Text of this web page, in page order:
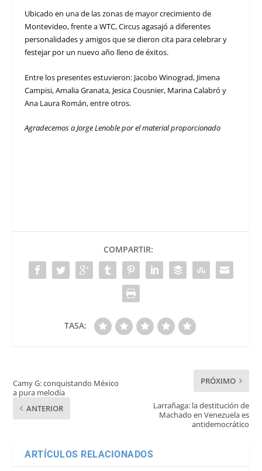
Ubicado en una de las zonas de mayor crecimiento de
Montevideo, frente a WTC, Circus agasajó a diferentes
personalidades y amigos que se dieron cita para celebrar y
festejar por un nuevo año lleno de éxitos.
Entre los presentes estuvieron: Jacobo Winograd, Jimena
Campisi, Amalia Granata, Jesica Cousnier, Marina Calabró y
Ana Laura Román, entre otros.
Agradecemos a Jorge Lenoble por el material proporcionado
COMPARTIR:
TASA:
Camy G: conquistando México
a pura melodía
ANTERIOR
PRÓXIMO
Larrañaga: la destitución de
Machado en Venezuela es
antidemocrático
ARTÍCULOS RELACIONADOS